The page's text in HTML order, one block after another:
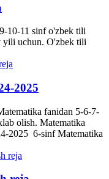
10-11 sinf o'zbek tili
yili uchun. O'zbek tili
2025
fanidan 5-6-7-
olish. Matematika
2025 6-sinf Matematika